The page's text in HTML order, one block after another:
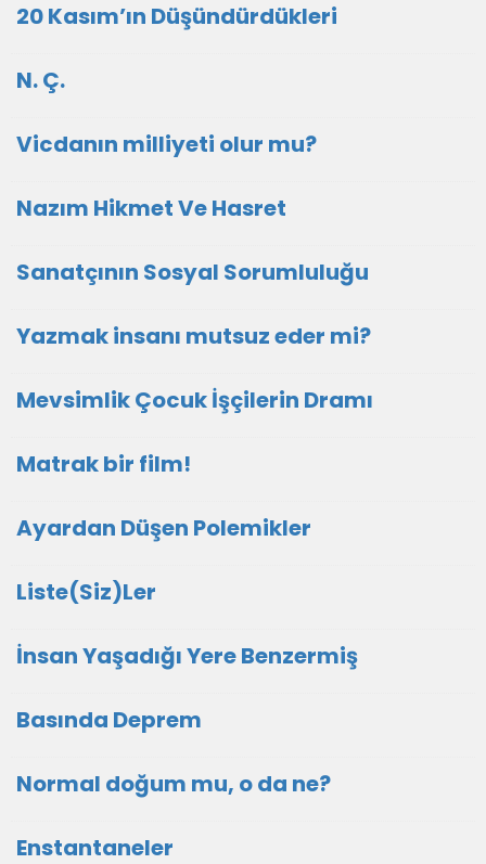
20 Kasım’ın Düşündürdükleri
N. Ç.
Vicdanın milliyeti olur mu?
Nazım Hikmet Ve Hasret
Sanatçının Sosyal Sorumluluğu
Yazmak insanı mutsuz eder mi?
Mevsimlik Çocuk İşçilerin Dramı
Matrak bir film!
Ayardan Düşen Polemikler
Liste(Siz)Ler
İnsan Yaşadığı Yere Benzermiş
Basında Deprem
Normal doğum mu, o da ne?
Enstantaneler